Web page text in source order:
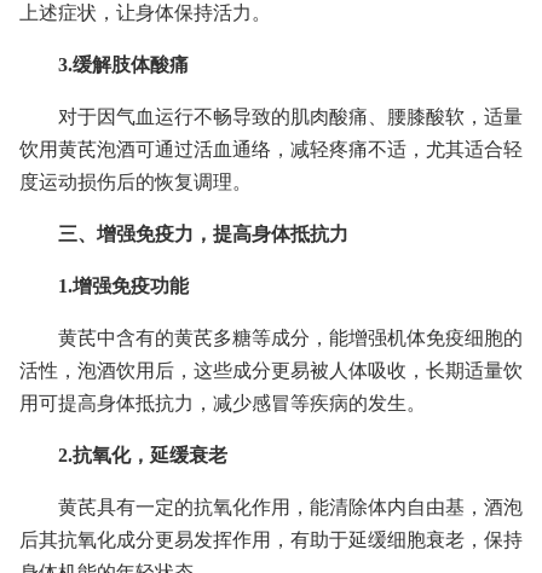
上述症状，让身体保持活力。
3.缓解肢体酸痛
对于因气血运行不畅导致的肌肉酸痛、腰膝酸软，适量
饮用黄芪泡酒可通过活血通络，减轻疼痛不适，尤其适合轻
度运动损伤后的恢复调理。
三、增强免疫力，提高身体抵抗力
1.增强免疫功能
黄芪中含有的黄芪多糖等成分，能增强机体免疫细胞的
活性，泡酒饮用后，这些成分更易被人体吸收，长期适量饮
用可提高身体抵抗力，减少感冒等疾病的发生。
2.抗氧化，延缓衰老
黄芪具有一定的抗氧化作用，能清除体内自由基，酒泡
后其抗氧化成分更易发挥作用，有助于延缓细胞衰老，保持